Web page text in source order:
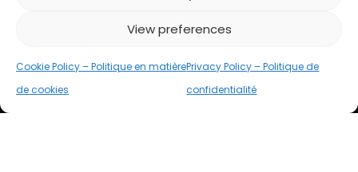
View preferences
Cookie Policy – Politique en matière
de cookies
Privacy Policy – Politique de
confidentialité
Accessibilité